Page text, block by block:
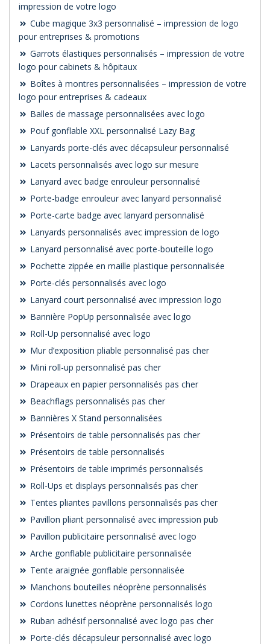
impression de votre logo
Cube magique 3x3 personnalisé – impression de logo
pour entreprises & promotions
Garrots élastiques personnalisés – impression de votre
logo pour cabinets & hôpitaux
Boîtes à montres personnalisées – impression de votre
logo pour entreprises & cadeaux
Balles de massage personnalisées avec logo
Pouf gonflable XXL personnalisé Lazy Bag
Lanyards porte-clés avec décapsuleur personnalisé
Lacets personnalisés avec logo sur mesure
Lanyard avec badge enrouleur personnalisé
Porte-badge enrouleur avec lanyard personnalisé
Porte-carte badge avec lanyard personnalisé
Lanyards personnalisés avec impression de logo
Lanyard personnalisé avec porte-bouteille logo
Pochette zippée en maille plastique personnalisée
Porte-clés personnalisés avec logo
Lanyard court personnalisé avec impression logo
Bannière PopUp personnalisée avec logo
Roll-Up personnalisé avec logo
Mur d’exposition pliable personnalisé pas cher
Mini roll-up personnalisé pas cher
Drapeaux en papier personnalisés pas cher
Beachflags personnalisés pas cher
Bannières X Stand personnalisées
Présentoirs de table personnalisés pas cher
Présentoirs de table personnalisés
Présentoirs de table imprimés personnalisés
Roll-Ups et displays personnalisés pas cher
Tentes pliantes pavillons personnalisés pas cher
Pavillon pliant personnalisé avec impression pub
Pavillon publicitaire personnalisé avec logo
Arche gonflable publicitaire personnalisée
Tente araignée gonflable personnalisée
Manchons bouteilles néoprène personnalisés
Cordons lunettes néoprène personnalisés logo
Ruban adhésif personnalisé avec logo pas cher
Porte-clés décapsuleur personnalisé avec logo